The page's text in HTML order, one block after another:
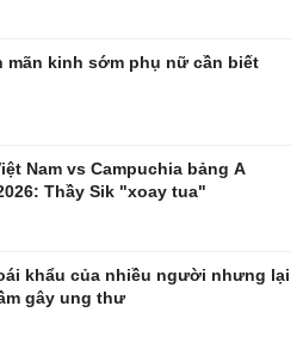
Pickleball
Lịch thi đấu bóng đá
eSports
mãn kinh sớm phụ nữ cần biết
Nam vs Campuchia bảng A
Thầy Sik "xoay tua"
khẩu của nhiều người nhưng lại
gây ung thư